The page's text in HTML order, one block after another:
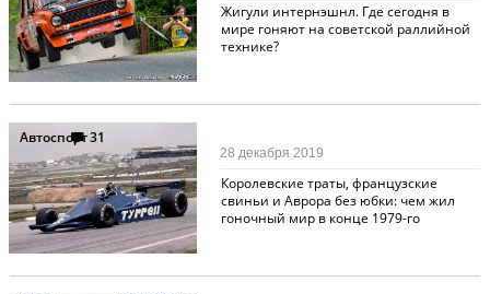
Жигули интернэшнл. Где сегодня в
мире гоняют на советской раллийной
технике?
Автоспорт31
Королевские траты, французские
свиньи и Аврора без юбки: чем жил
гоночный мир в конце 1979-го
28 декабря 2019